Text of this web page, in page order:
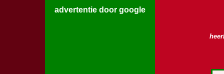
advertentie door google